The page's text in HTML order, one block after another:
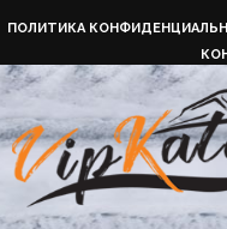
ПОЛИТИКА